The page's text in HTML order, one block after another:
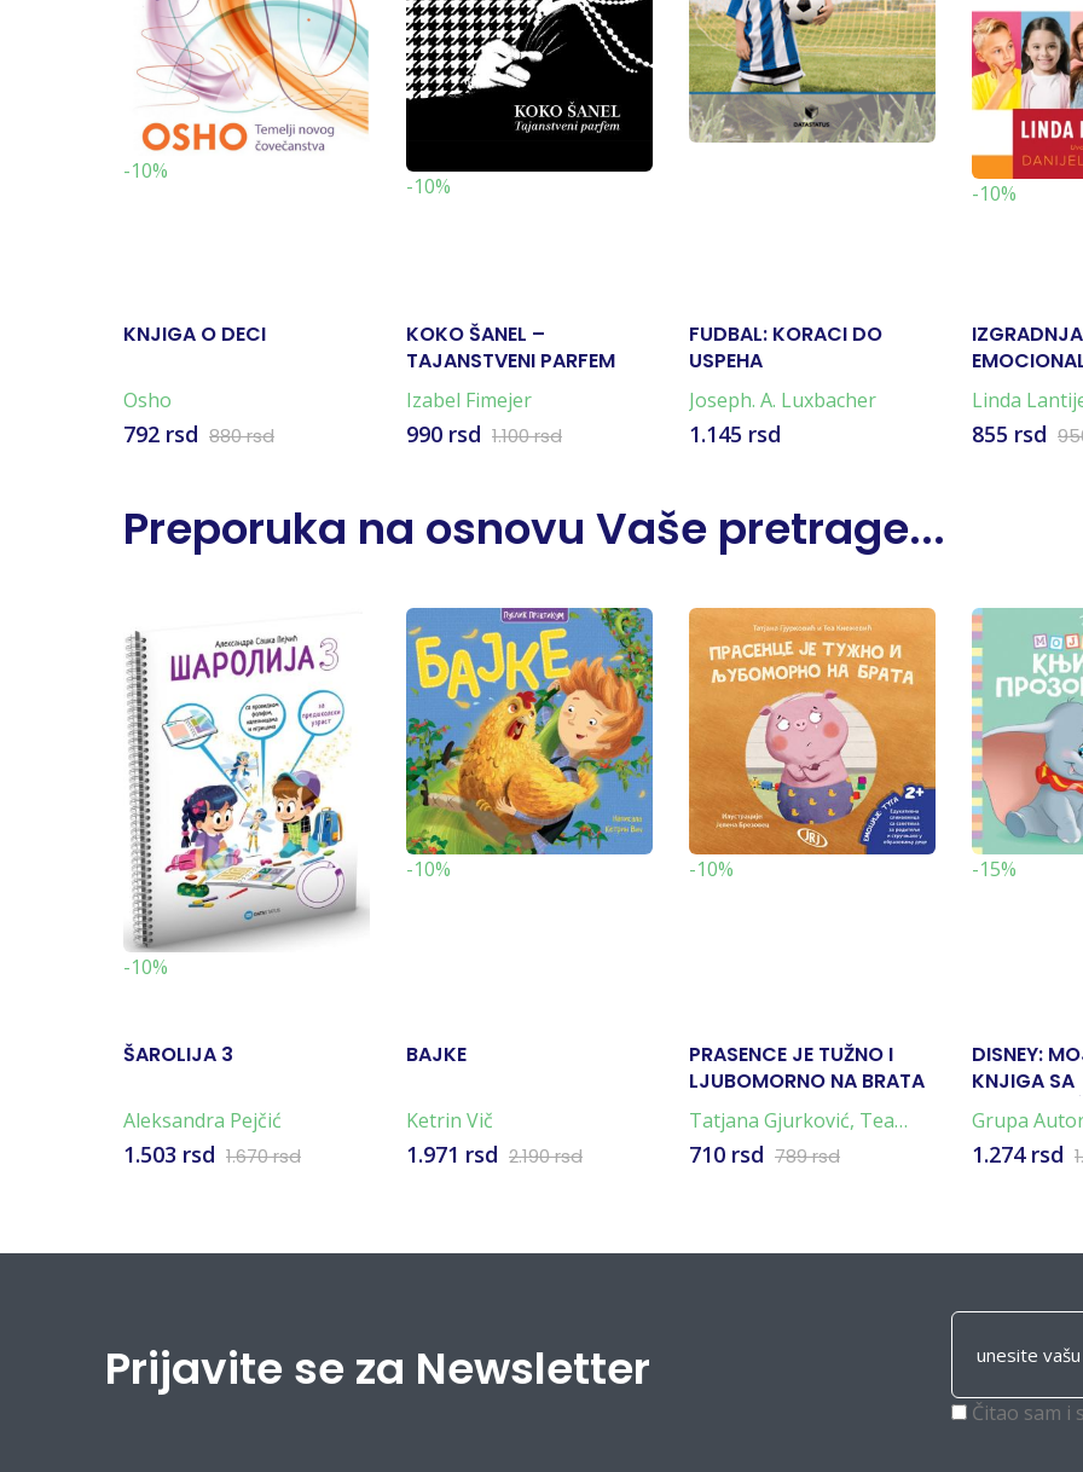
-10%
KNJIGA O DECI
Osho
792 rsd 880 rsd
-10%
KOKO ŠANEL –
TAJANSTVENI PARFEM
(MEK POVEZ)
Izabel Fimejer
990 rsd 1.100 rsd
FUDBAL: KORACI DO
USPEHA
Joseph. A. Luxbacher
1.145 rsd
-10%
IZGRADNJA
Linda
855 rsd
Preporuka na osnovu Vaše pretrage...
-10%
ŠAROLIJA 3
Aleksandra Pejčić
1.503 rsd 1.670 rsd
-10%
BAJKE
Ketrin Vič
1.971 rsd 2.190 rsd
-10%
PRASENCE JE TUŽNO I
LJUBOMORNO NA BRATA
Tatjana Gjurković, Tea
Knežević
710 rsd 789 rsd
-15%
DISNEY:
KNJIGA SA
Grupa
1.274 rsd
Prijavite se za Newsletter
Čitao sam i